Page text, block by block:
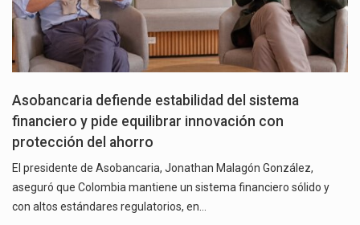
Asobancaria defiende estabilidad del sistema
financiero y pide equilibrar innovación con
protección del ahorro
El presidente de Asobancaria, Jonathan Malagón González,
aseguró que Colombia mantiene un sistema financiero sólido y
con altos estándares regulatorios, en…